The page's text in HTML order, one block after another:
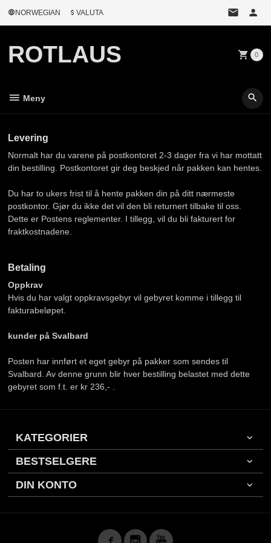
NORWEGIAN VALUTA
ROTLAUS 0
Meny
Levering
Normalt har du varene på postkontoret 2-3 dager fra vi har mottatt
din bestilling. Postkontoret gir deg beskjed når pakken kan hentes.
Du har to ukers frist til å hente pakken din på ditt nærmeste
postkontor. Gjør du ikke det vil den bli returnert tilbake til oss.
Dette er Postens reglementer. I tillegg, vil du bli fakturert for
fraktkostnadene.
Betaling
Oppkrav
Hvis du har valgt oppkravsgebyr vil gebyret komme i tillegg til
fakturabeløpet.
kunder på Svalbard
Posten har innført et eget gebyr på pakker som sendes til
Svalbard. Av denne grunn blir hver bestilling belastet med dette
gebyret som f.t. er kr 236,- .
KATEGORIER
BESTSELGERE
DIN KONTO